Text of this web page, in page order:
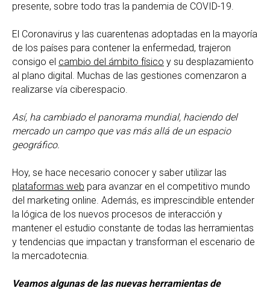
presente, sobre todo tras la pandemia de COVID-19.
El Coronavirus y las cuarentenas adoptadas en la mayoría
de los países para contener la enfermedad, trajeron
consigo el cambio del ámbito físico y su desplazamiento
al plano digital. Muchas de las gestiones comenzaron a
realizarse vía ciberespacio.
Así, ha cambiado el panorama mundial, haciendo del
mercado un campo que vas más allá de un espacio
geográfico.
Hoy, se hace necesario conocer y saber utilizar las
plataformas web para avanzar en el competitivo mundo
del marketing online. Además, es imprescindible entender
la lógica de los nuevos procesos de interacción y
mantener el estudio constante de todas las herramientas
y tendencias que impactan y transforman el escenario de
la mercadotecnia.
Veamos algunas de las nuevas herramientas de